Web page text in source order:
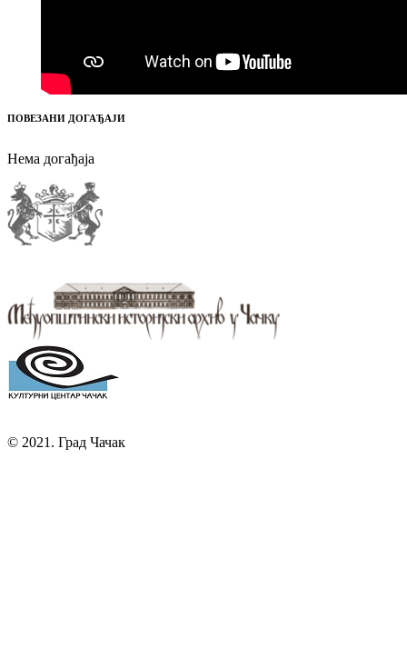
ПОВЕЗАНИ ДОГАЂАЈИ
Нема догађаја
© 2021. Град Чачак